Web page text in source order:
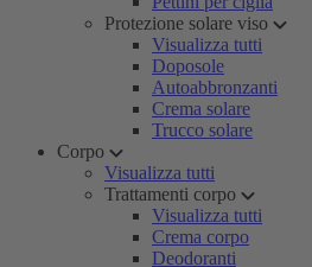
Protezione solare viso
Visualizza tutti
Doposole
Autoabbronzanti
Crema solare
Trucco solare
Corpo
Visualizza tutti
Trattamenti corpo
Visualizza tutti
Crema corpo
Deodoranti